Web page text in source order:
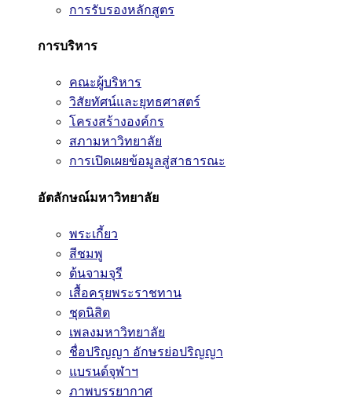
การรับรองหลักสูตร
การบริหาร
คณะผู้บริหาร
วิสัยทัศน์และยุทธศาสตร์
โครงสร้างองค์กร
สภามหาวิทยาลัย
การเปิดเผยข้อมูลสู่สาธารณะ
อัตลักษณ์มหาวิทยาลัย
พระเกี้ยว
สีชมพู
ต้นจามจุรี
เสื้อครุยพระราชทาน
ชุดนิสิต
เพลงมหาวิทยาลัย
ชื่อปริญญา อักษรย่อปริญญา
แบรนด์จุฬาฯ
ภาพบรรยากาศ